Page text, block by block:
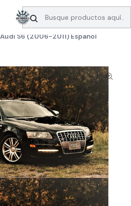
DE INFORMACIÓN AUTOMOTRIZ
de taller Audi
S6 (2006-2011) Español